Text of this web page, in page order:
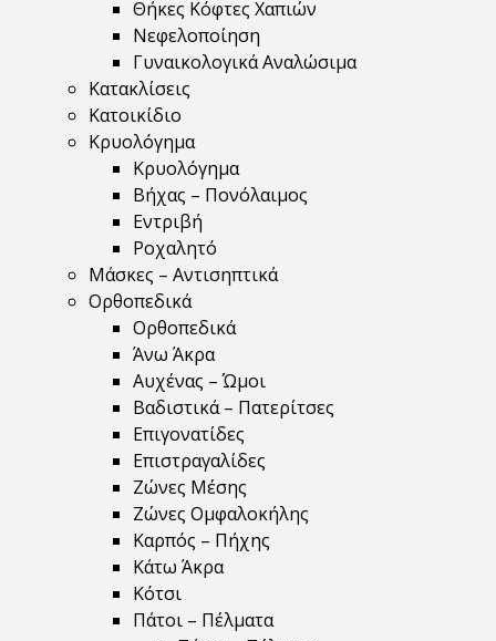
Θήκες Κόφτες Χαπιών
Νεφελοποίηση
Γυναικολογικά Αναλώσιμα
Κατακλίσεις
Κατοικίδιο
Κρυολόγημα
Κρυολόγημα
Βήχας – Πονόλαιμος
Εντριβή
Ροχαλητό
Μάσκες – Αντισηπτικά
Ορθοπεδικά
Ορθοπεδικά
Άνω Άκρα
Αυχένας – Ώμοι
Βαδιστικά – Πατερίτσες
Επιγονατίδες
Επιστραγαλίδες
Ζώνες Μέσης
Ζώνες Ομφαλοκήλης
Καρπός – Πήχης
Κάτω Άκρα
Κότσι
Πάτοι – Πέλματα